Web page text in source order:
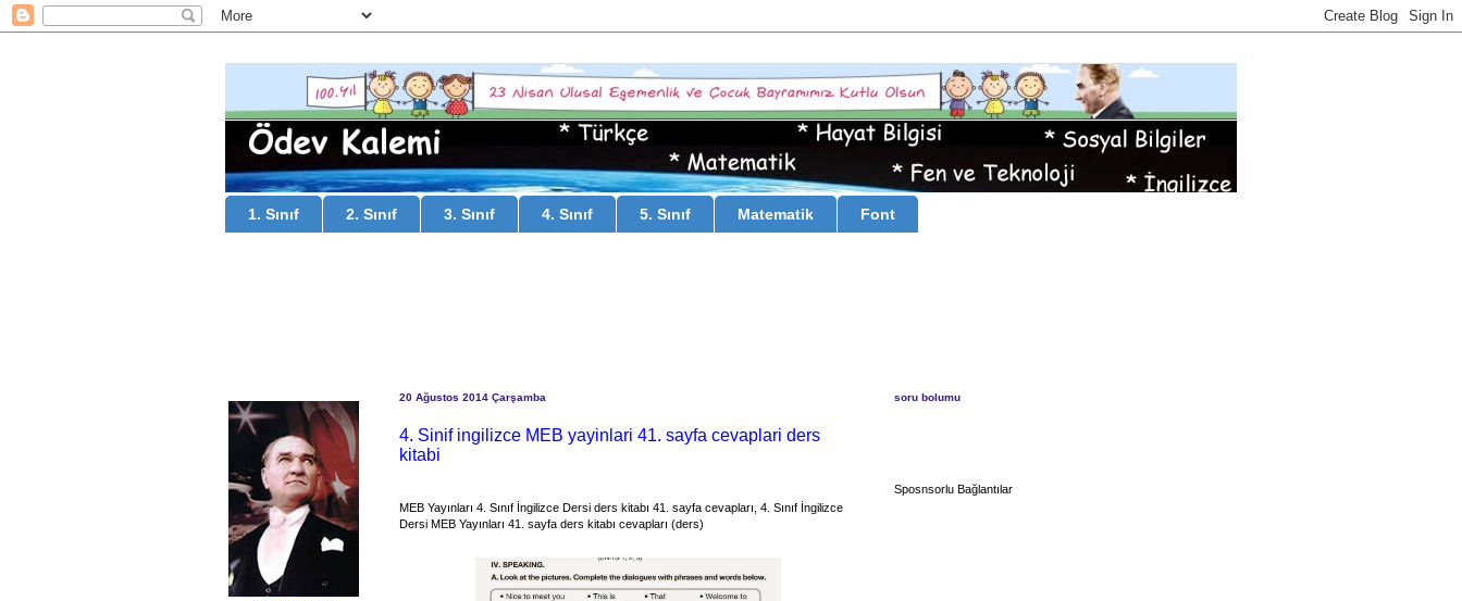
1. Sınıf 2. Sınıf 3. Sınıf 4. Sınıf 5. Sınıf Matematik Font
20 Ağustos 2014 Çarşamba
4. Sinif ingilizce MEB yayinlari 41. sayfa cevaplari ders
kitabi
MEB Yayınları 4. Sınıf İngilizce Dersi ders kitabı 41. sayfa cevapları, 4. Sınıf İngilizce
Dersi MEB Yayınları 41. sayfa ders kitabı cevapları (ders)
soru bolumu
Sposnsorlu Bağlantılar